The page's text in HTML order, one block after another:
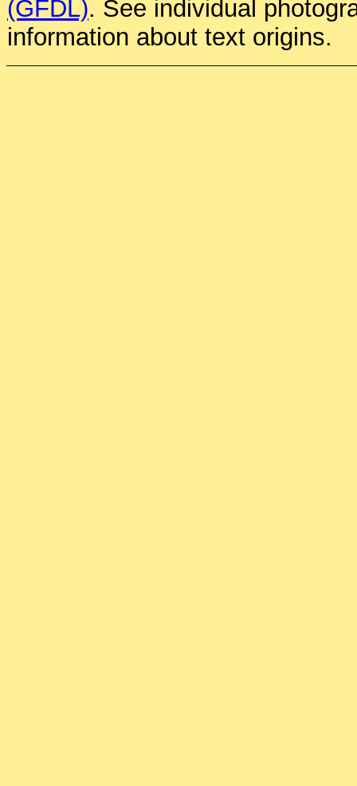
(GFDL). See individual
information about text origins.